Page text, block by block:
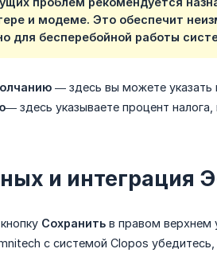
и модеме. Это обеспечит
для бесперебойной работы
— здесь вы можете указать
— здесь указываете процент
и интеграция
Сохранить в правом верхнем
с системой Clopos